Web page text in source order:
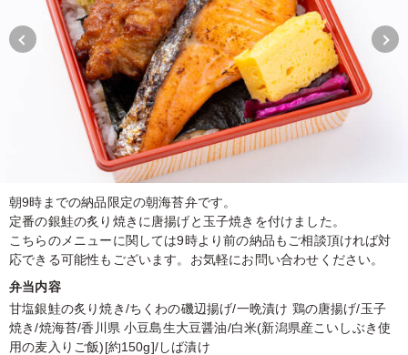
朝9時までの納品限定の朝海苔弁です。
定番の銀鮭の炙り焼きに唐揚げと玉子焼きを付けました。
こちらのメニューに関しては9時より前の納品もご相談頂ければ対
応できる可能性もございます。お気軽にお問い合わせください。
弁当内容
甘塩銀鮭の炙り焼き/ちくわの磯辺揚げ/一晩漬け 鶏の唐揚げ/玉子
焼き/焼海苔/香川県 小豆島生大豆醤油/白米(新潟県産こいしぶき使
用の麦入りご飯)[約150g]/しば漬け